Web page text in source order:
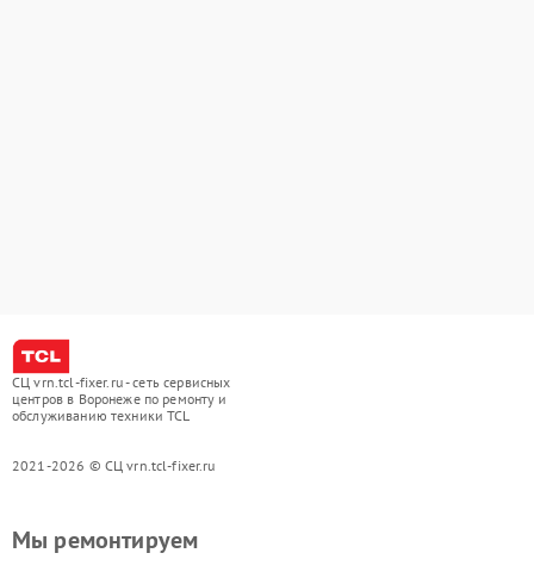
СЦ vrn.tcl-fixer.ru - сеть сервисных
центров в Воронеже по ремонту и
обслуживанию техники TCL
2021-2026 © СЦ vrn.tcl-fixer.ru
Мы ремонтируем